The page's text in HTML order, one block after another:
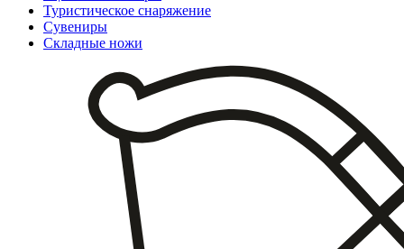
Туристическое снаряжение
Сувениры
Складные ножи